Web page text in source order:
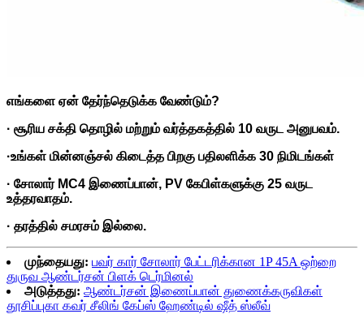
எங்களை ஏன் தேர்ந்தெடுக்க வேண்டும்?
· சூரிய சக்தி தொழில் மற்றும் வர்த்தகத்தில் 10 வருட அனுபவம்.
·உங்கள் மின்னஞ்சல் கிடைத்த பிறகு பதிலளிக்க 30 நிமிடங்கள்
· சோலார் MC4 இணைப்பான், PV கேபிள்களுக்கு 25 வருட
உத்தரவாதம்.
· தரத்தில் சமரசம் இல்லை.
முந்தையது: பவர் கார் சோலார் பேட்டரிக்கான 1P 45A ஒற்றை
துருவ ஆண்டர்சன் பிளக் டெர்மினல்
அடுத்தது: ஆண்டர்சன் இணைப்பான் துணைக்கருவிகள்
தூசிப்புகா கவர் சீலிங் கேப்ஸ் ஹேண்டில் ஷீத் ஸ்லீவ்